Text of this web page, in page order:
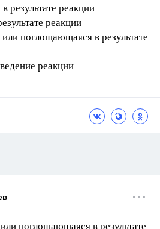
реакции
реакции
поглощающаяся в результате
реакции
поглощающаяся в результате